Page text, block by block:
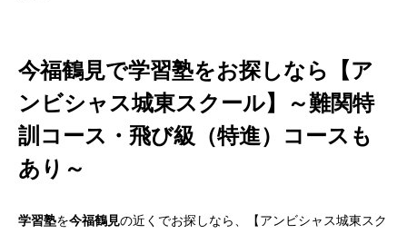
今福鶴見で学習塾をお探しなら【ア
ンビシャス城東スクール】～難関特
訓コース・飛び級（特進）コースも
あり～
学習塾を今福鶴見の近くでお探しなら、【アンビシャス城東スク